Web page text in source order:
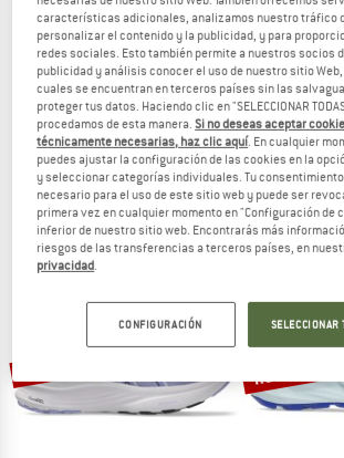
ASICS
Women's Gel-Kayano 33
Zapatillas para correr
a partir de 189,95 €
(0)
Women's
Zapatillas
hasta un 25%
características adicionales, analizamos nuestro tráfico
personalizar el contenido y la publicidad, y para
redes sociales. Esto también permite a nuestros socios
publicidad y análisis conocer el uso de nuestro sitio
cuales se encuentran en terceros países sin las
proteger tus datos. Haciendo clic en "SELECCIONAR
procedamos de esta manera.Si no deseas aceptar
técnicamente necesarias, haz clic aquí. En cualquier
puedes ajustar la configuración de las cookies en la
y seleccionar categorías individuales. Tu
necesario para el uso de este sitio web y puede ser
primera vez en cualquier momento en "Configuración de
inferior de nuestro sitio web. Encontrarás más
riesgos de las transferencias a terceros países, en
privacidad
CONFIGURACIÓN SELECCIONAR